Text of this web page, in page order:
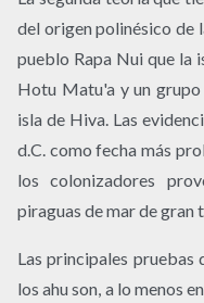
del origen polinésico de
pueblo Rapa Nui que la
Hotu Matu'a y un grupo
isla de Hiva. Las
d.C. como fecha más
los colonizadores
piraguas de mar de gran
Las principales pruebas
los ahu son, a lo menos